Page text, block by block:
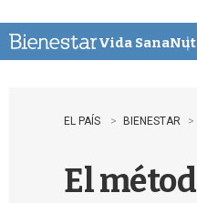
u
Vida Sana
EL PAÍS BIENESTAR
El